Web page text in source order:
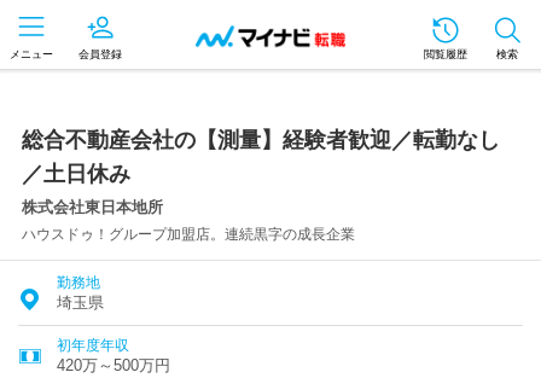
メニュー 会員登録 閲覧履歴 検索
総合不動産会社の【測量】経験者歓迎／転勤なし
／土日休み
株式会社東日本地所
ハウスドゥ！グループ加盟店。連続黒字の成長企業
勤務地
埼玉県
初年度年収
420万～500万円